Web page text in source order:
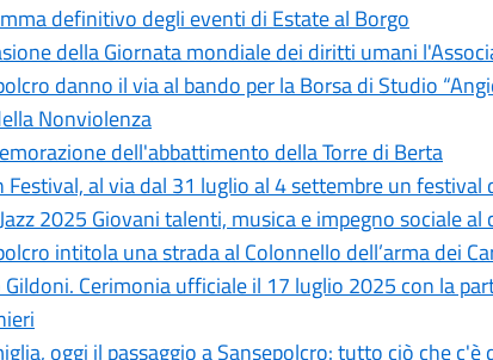
definitivo degli eventi di Estate al Borgo
della Giornata mondiale dei diritti umani
danno il via al bando per la Borsa di Studio
Nonviolenza
dell'abbattimento della Torre di Berta
Festival, al via dal 31 luglio al 4 settembre un
2025 Giovani talenti, musica e impegno sociale
intitola una strada al Colonnello dell’arma dei
Cerimonia ufficiale il 17 luglio 2025 con la
oggi il passaggio a Sansepolcro: tutto ciò che c'è